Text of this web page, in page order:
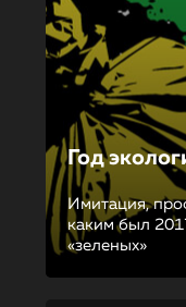
Год
Имитация,
каким был
«зеленых»